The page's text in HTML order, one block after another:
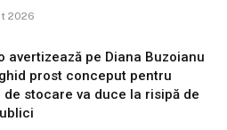
2026
avertizează pe Diana Buzoianu
prost conceput pentru
de stocare va duce la risipă de